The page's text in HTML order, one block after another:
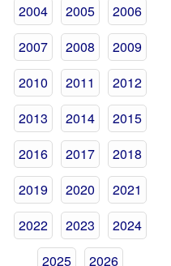
2004
2005
2006
2007
2008
2009
2010
2011
2012
2013
2014
2015
2016
2017
2018
2019
2020
2021
2022
2023
2024
2025
2026